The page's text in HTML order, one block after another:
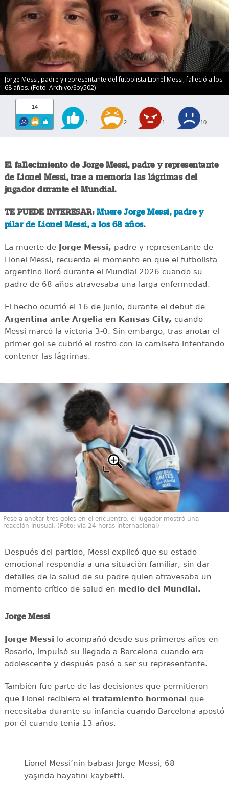
Jorge Messi, padre y representante del futbolista Lionel Messi, falleció a los
68 años. (Foto: Archivo/Soy502)
14
1 2 1 10
El fallecimiento de Jorge Messi, padre y representante
de Lionel Messi, trae a memoria las lágrimas del
jugador durante el Mundial.
TE PUEDE INTERESAR:Muere Jorge Messi, padre y
pilar de Lionel Messi, a los 68 años.
La muerte de Jorge Messi, padre y representante de
Lionel Messi, recuerda el momento en que el futbolista
argentino lloró durante el Mundial 2026 cuando su
padre de 68 años atravesaba una larga enfermedad.
El hecho ocurrió el 16 de junio, durante el debut de
Argentina ante Argelia en Kansas City, cuando
Messi marcó la victoria 3-0. Sin embargo, tras anotar el
primer gol se cubrió el rostro con la camiseta intentando
contener las lágrimas.
Pese a anotar tres goles en el encuentro, el jugador mostró una
reacción inusual. (Foto: vía 24 horas internacional)
Después del partido, Messi explicó que su estado
emocional respondía a una situación familiar, sin dar
detalles de la salud de su padre quien atravesaba un
momento crítico de salud en medio del Mundial.
Jorge Messi
Jorge Messi lo acompañó desde sus primeros años en
Rosario, impulsó su llegada a Barcelona cuando era
adolescente y después pasó a ser su representante.
También fue parte de las decisiones que permitieron
que Lionel recibiera el tratamiento hormonal que
necesitaba durante su infancia cuando Barcelona apostó
por él cuando tenía 13 años.
Lionel Messi’nin babası Jorge Messi, 68
yaşında hayatını kaybetti.